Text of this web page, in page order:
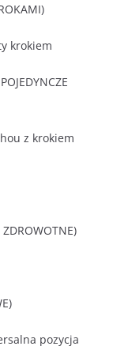
krokiem
z krokiem
ZDROWOTNE)
pozycja